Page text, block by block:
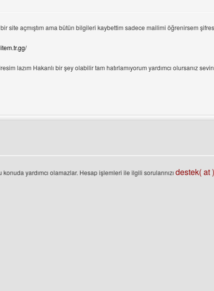
site açmıştım ama bütün bilgileri kaybettim sadece mailimi öğrenirsem
lazım Hakanlı bir şey olabilir tam hatırlamıyorum yardımcı olursanız
yardımcı olamazlar. Hesap işlemleri ile ilgili sorularınızı destek( at